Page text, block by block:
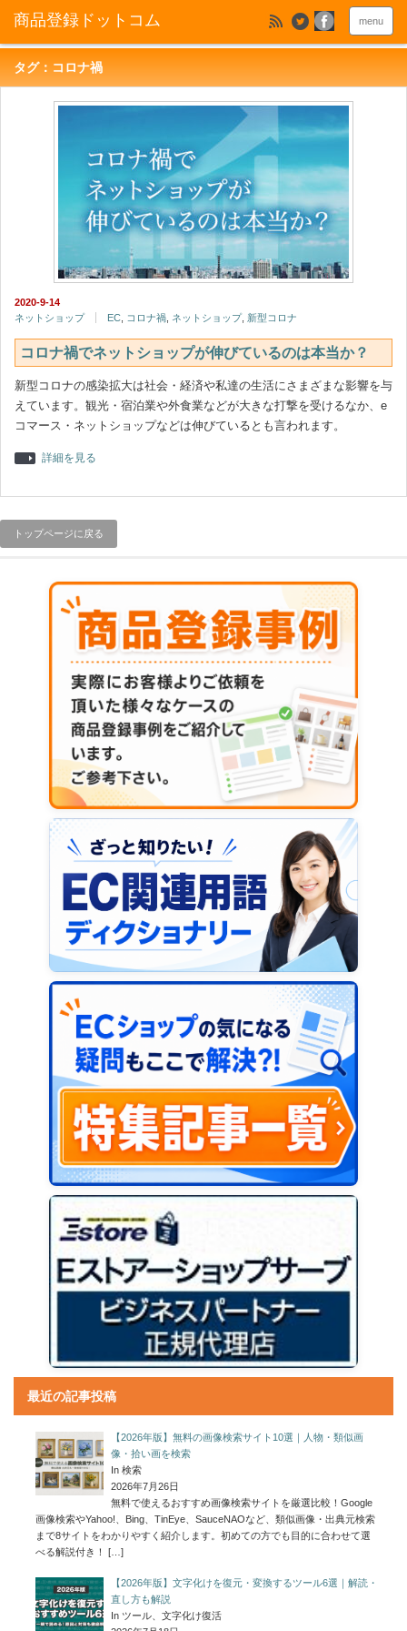
menu
タグ：コロナ禍
2020-9-14
ネットショップ
EC コロナ禍 ネットショップ, 新型コロナ
コロナ禍でネットショップが伸びているのは本当か？
新型コロナの感染拡大は社会・経済や私達の生活にさまざまな影響を与
えています。観光・宿泊業や外食業などが大きな打撃を受けるなか、e
コマース・ネットショップなどは伸びているとも言われます。
詳細を見る
トップページに戻る
最近の記事投稿
【2026年版】無料の画像検索サイト10選｜人物・類似画
像・拾い画を検索
In 検索
2026年7月26日
無料で使えるおすすめ画像検索サイトを厳選比較！Google
画像検索やYahoo!、Bing、TinEye、SauceNAOなど、類似画像・出典元検索
まで8サイトをわかりやすく紹介します。初めての方でも目的に合わせて選
べる解説付き！
[…]
【2026年版】文字化けを復元・変換するツール6選｜解読・
直し方も解説
In ツール、文字化け復活